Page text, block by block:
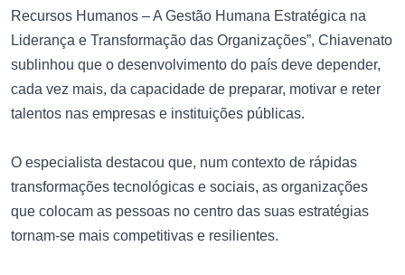
Recursos Humanos – A Gestão Humana Estratégica na
Liderança e Transformação das Organizações”, Chiavenato
sublinhou que o desenvolvimento do país deve depender,
cada vez mais, da capacidade de preparar, motivar e reter
talentos nas empresas e instituições públicas.
O especialista destacou que, num contexto de rápidas
transformações tecnológicas e sociais, as organizações
que colocam as pessoas no centro das suas estratégias
tornam-se mais competitivas e resilientes.